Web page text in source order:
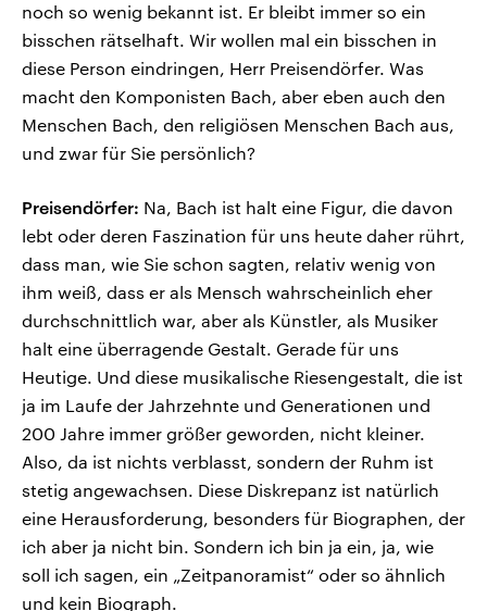
noch so wenig bekannt ist. Er bleibt immer so ein
bisschen rätselhaft. Wir wollen mal ein bisschen in
diese Person eindringen, Herr Preisendörfer. Was
macht den Komponisten Bach, aber eben auch den
Menschen Bach, den religiösen Menschen Bach aus,
und zwar für Sie persönlich?
Preisendörfer: Na, Bach ist halt eine Figur, die davon
lebt oder deren Faszination für uns heute daher rührt,
dass man, wie Sie schon sagten, relativ wenig von
ihm weiß, dass er als Mensch wahrscheinlich eher
durchschnittlich war, aber als Künstler, als Musiker
halt eine überragende Gestalt. Gerade für uns
Heutige. Und diese musikalische Riesengestalt, die ist
ja im Laufe der Jahrzehnte und Generationen und
200 Jahre immer größer geworden, nicht kleiner.
Also, da ist nichts verblasst, sondern der Ruhm ist
stetig angewachsen. Diese Diskrepanz ist natürlich
eine Herausforderung, besonders für Biographen, der
ich aber ja nicht bin. Sondern ich bin ja ein, ja, wie
soll ich sagen, ein „Zeitpanoramist“ oder so ähnlich
und kein Biograph.